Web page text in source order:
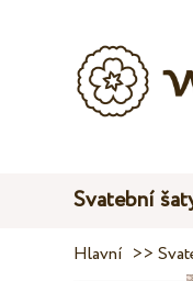
Svatební
Hlavní >>